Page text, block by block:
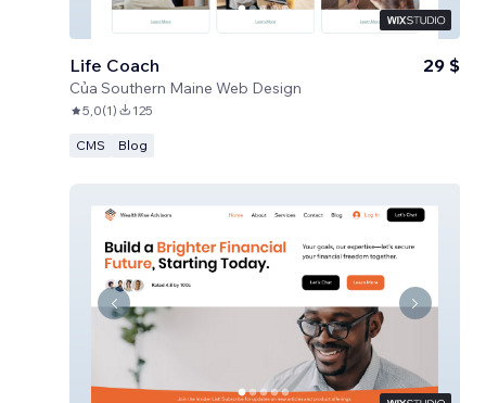
Life Coach
Của Southern Maine Web Design
29 $
5,0(1) 125
CMS Blog